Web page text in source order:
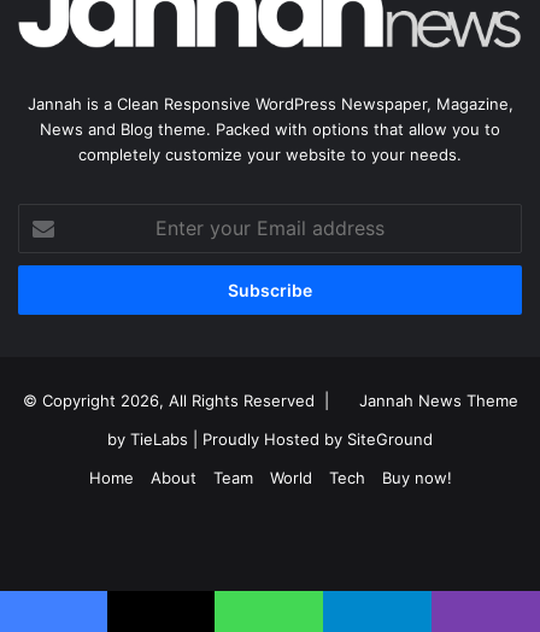
Jannah is a Clean Responsive WordPress Newspaper, Magazine,
News and Blog theme. Packed with options that allow you to
completely customize your website to your needs.
your
Email
© Copyright 2026, All Rights Reserved |
Jannah News Theme
by TieLabs | Proudly Hosted by SiteGround
Home
About Team World Tech Buy now!